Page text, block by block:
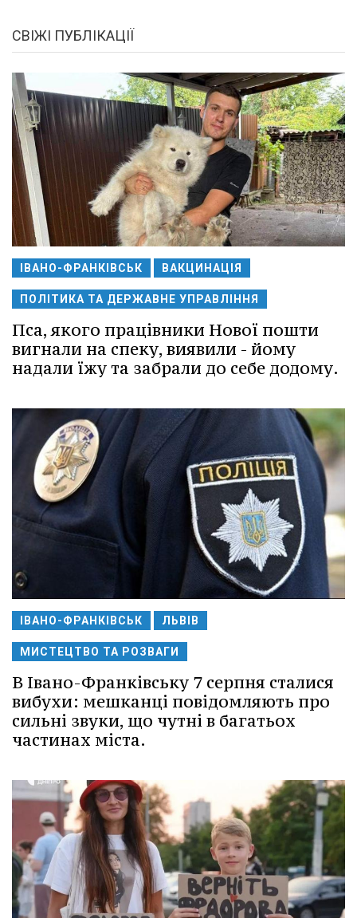
СВІЖІ ПУБЛІКАЦІЇ
ІВАНО-ФРАНКІВСЬК ВАКЦИНАЦІЯ
ПОЛІТИКА ТА ДЕРЖАВНЕ УПРАВЛІННЯ
Пса, якого працівники Нової пошти
вигнали на спеку, виявили - йому
надали їжу та забрали до себе додому.
ІВАНО-ФРАНКІВСЬК ЛЬВІВ
МИСТЕЦТВО ТА РОЗВАГИ
В Івано-Франківську 7 серпня сталися
вибухи: мешканці повідомляють про
сильні звуки, що чутні в багатьох
частинах міста.